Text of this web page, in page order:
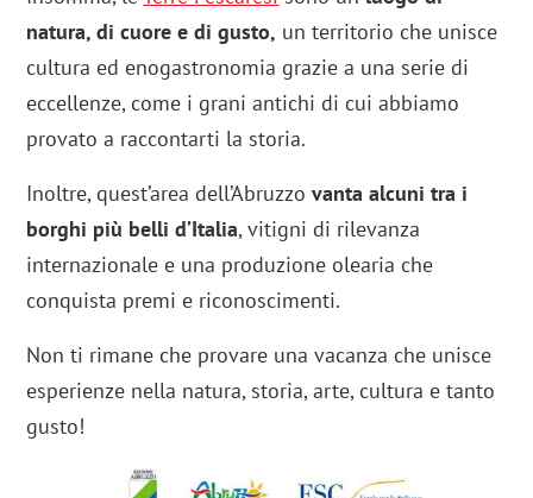
natura, di cuore e di gusto, un territorio che unisce
cultura ed enogastronomia grazie a una serie di
eccellenze, come i grani antichi di cui abbiamo
provato a raccontarti la storia.
Inoltre, quest’area dell’Abruzzo vanta alcuni tra i
borghi più belli d’Italia, vitigni di rilevanza
internazionale e una produzione olearia che
conquista premi e riconoscimenti.
Non ti rimane che provare una vacanza che unisce
esperienze nella natura, storia, arte, cultura e tanto
gusto!